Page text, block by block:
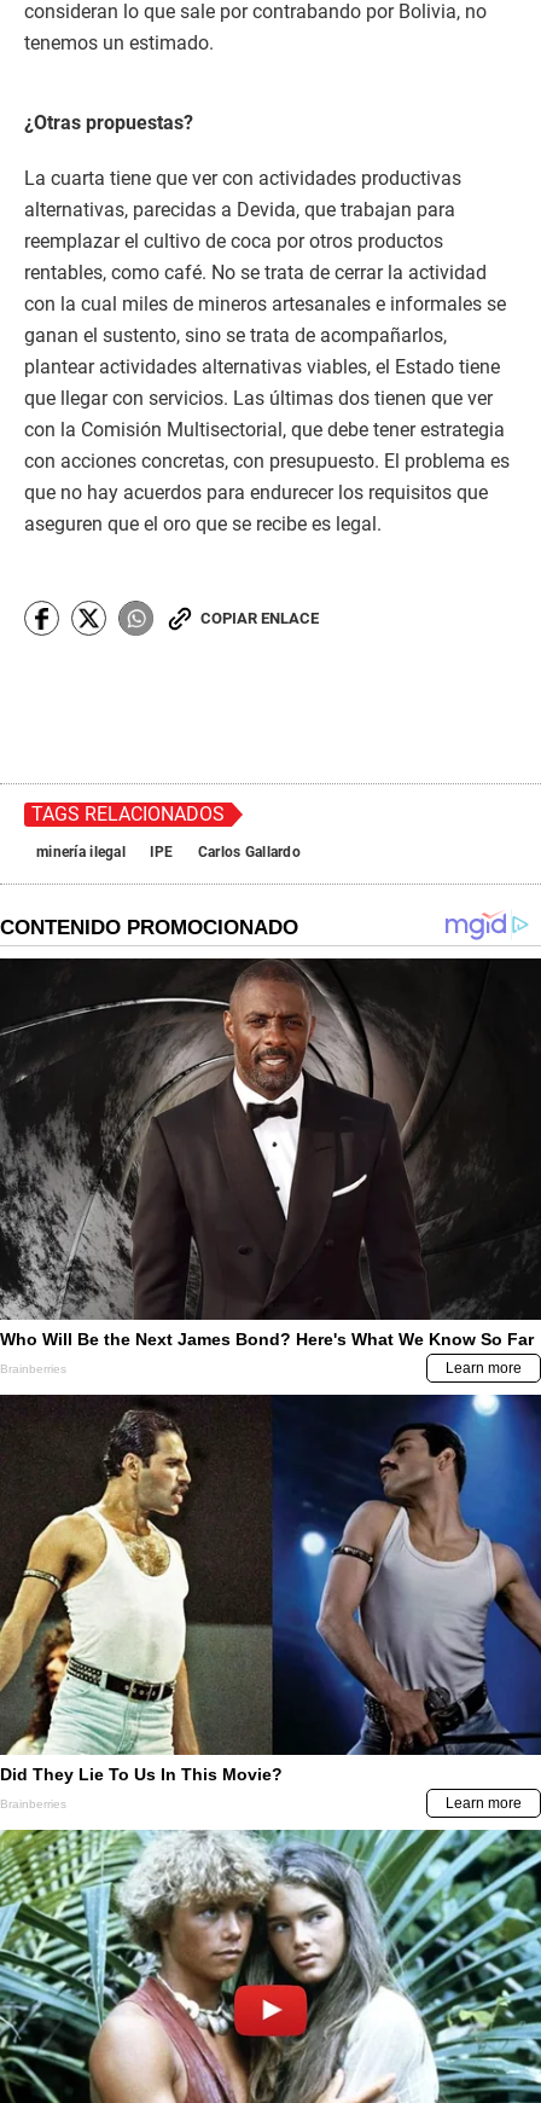
consideran lo que sale por contrabando por Bolivia, no
tenemos un estimado.
¿Otras propuestas?
La cuarta tiene que ver con actividades productivas
alternativas, parecidas a Devida, que trabajan para
reemplazar el cultivo de coca por otros productos
rentables, como café. No se trata de cerrar la actividad
con la cual miles de mineros artesanales e informales se
ganan el sustento, sino se trata de acompañarlos,
plantear actividades alternativas viables, el Estado tiene
que llegar con servicios. Las últimas dos tienen que ver
con la Comisión Multisectorial, que debe tener estrategia
con acciones concretas, con presupuesto. El problema es
que no hay acuerdos para endurecer los requisitos que
aseguren que el oro que se recibe es legal.
COPIAR ENLACE
TAGS RELACIONADOS
minería ilegal IPE Carlos Gallardo